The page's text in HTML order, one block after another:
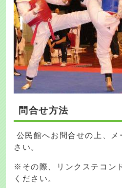
問合せ方法
公民館へお問合せの上、
さい。
※その際、リンクステコン
ください。